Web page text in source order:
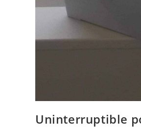
Uninterruptible